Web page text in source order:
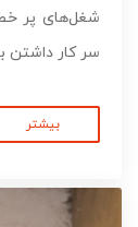
شغل‌های پر
سر کار داشتن
بیشتر